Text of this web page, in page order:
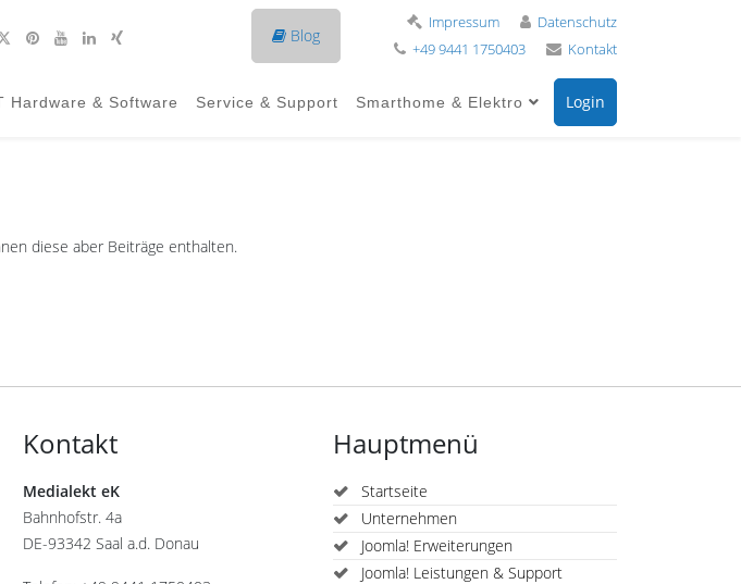
Blog
Impressum
Datenschutz
+49 9441 1750403
Kontakt
Hardware & Software Service & Support Smarthome & Elektro Login
diese aber Beiträge enthalten.
Kontakt
Medialekt eK
Bahnhofstr. 4a
DE-93342 Saal a.d. Donau
Hauptmenü
Startseite
Unternehmen
Joomla! Erweiterungen
Joomla! Leistungen & Support